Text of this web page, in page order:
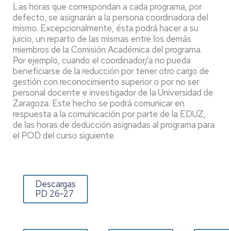
Las horas que correspondan a cada programa, por
defecto, se asignarán a la persona coordinadora del
mismo. Excepcionalmente, ésta podrá hacer a su
juicio, un reparto de las mismas entre los demás
miembros de la Comisión Académica del programa.
Por ejemplo, cuando el coordinador/a no pueda
beneficiarse de la reducción por tener otro cargo de
gestión con reconocimiento superior o por no ser
personal docente e investigador de la Universidad de
Zaragoza. Este hecho se podrá comunicar en
respuesta a la comunicación por parte de la EDUZ,
de las horas de deducción asignadas al programa para
el POD del curso siguiente.
Descargas
PD 26-27